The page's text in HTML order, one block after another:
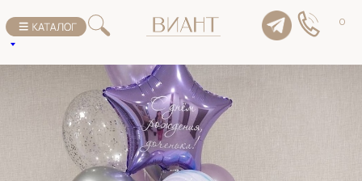
0